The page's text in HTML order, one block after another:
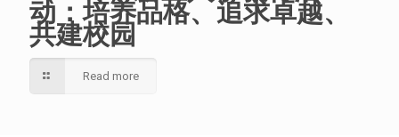
动：培养品格、追求卓越、
共建校园
Read more